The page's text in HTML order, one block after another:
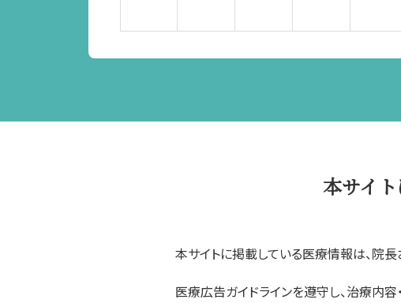
本サイ
本サイトに掲載している医療情報は、院
医療広告ガイドラインを遵守し、治療内容